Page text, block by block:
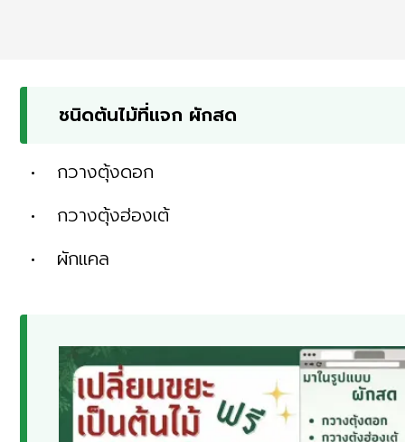
ชนิดต้นไม้ที่แจก ผักสด
• กวางตุ้งดอก
• กวางตุ้งฮ่องเต้
• ผักแคล